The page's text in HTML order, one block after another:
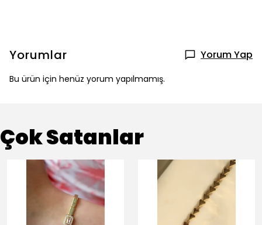
Yorumlar Yorum Yap
Bu ürün için henüz yorum yapılmamış.
Çok Satanlar